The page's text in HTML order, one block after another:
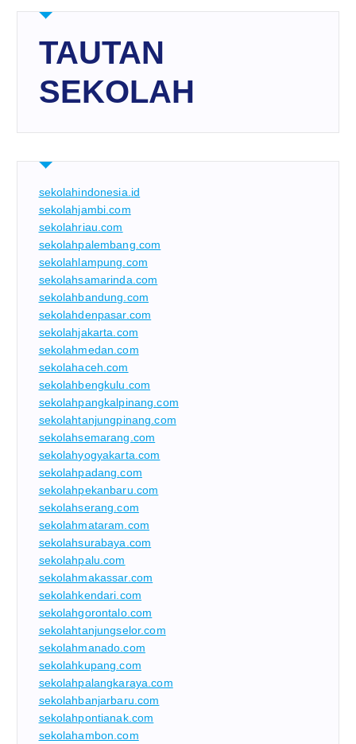
TAUTAN
SEKOLAH
sekolahindonesia.id
sekolahjambi.com
sekolahriau.com
sekolahpalembang.com
sekolahlampung.com
sekolahsamarinda.com
sekolahbandung.com
sekolahdenpasar.com
sekolahjakarta.com
sekolahmedan.com
sekolahaceh.com
sekolahbengkulu.com
sekolahpangkalpinang.com
sekolahtanjungpinang.com
sekolahsemarang.com
sekolahyogyakarta.com
sekolahpadang.com
sekolahpekanbaru.com
sekolahserang.com
sekolahmataram.com
sekolahsurabaya.com
sekolahpalu.com
sekolahmakassar.com
sekolahkendari.com
sekolahgorontalo.com
sekolahtanjungselor.com
sekolahmanado.com
sekolahkupang.com
sekolahpalangkaraya.com
sekolahbanjarbaru.com
sekolahpontianak.com
sekolahambon.com